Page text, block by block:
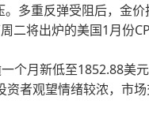
多重反弹受阻后，金
二将出炉的美国1月份
个月新低至1852.88美
者观望情绪较浓，市